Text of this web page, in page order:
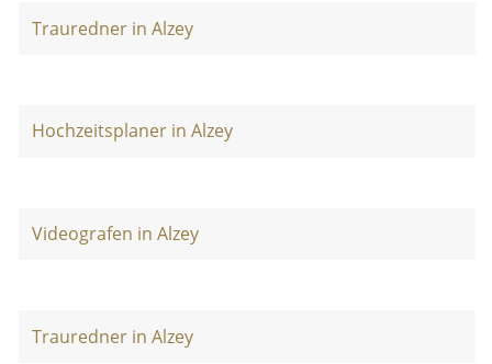
Trauredner in Alzey
Hochzeitsplaner in Alzey
Videografen in Alzey
Trauredner in Alzey